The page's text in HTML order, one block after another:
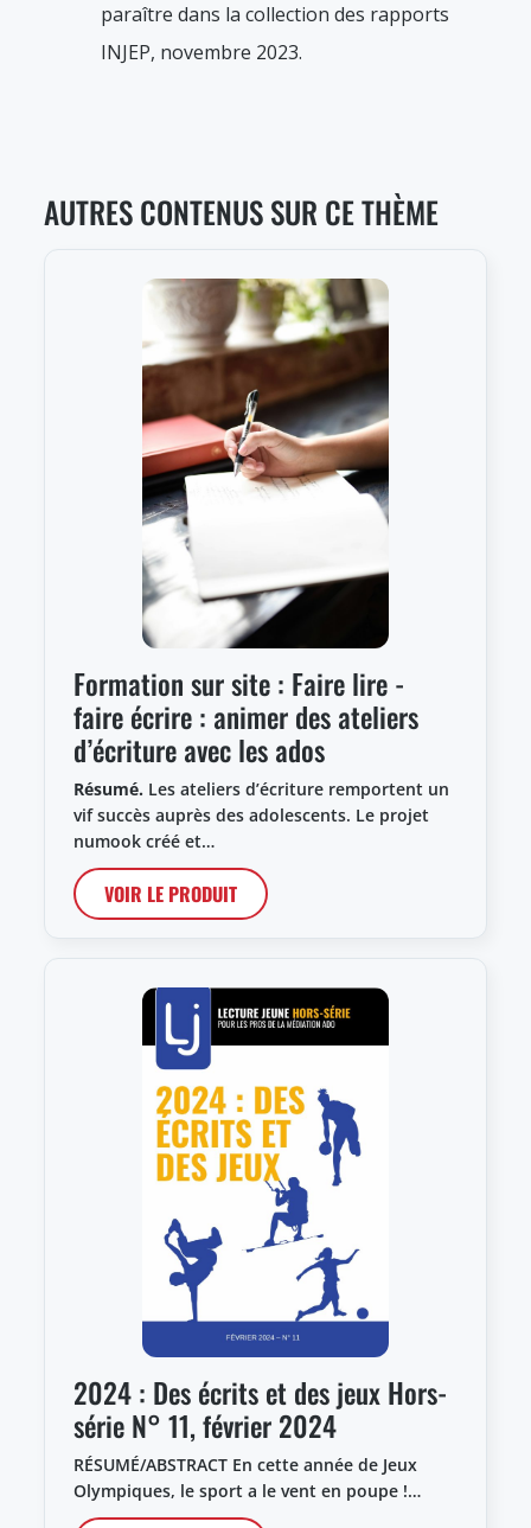
paraître dans la collection des rapports
INJEP, novembre 2023.
AUTRES CONTENUS SUR CE THÈME
Formation sur site : Faire lire -
faire écrire : animer des ateliers
d’écriture avec les ados
Résumé. Les ateliers d’écriture remportent un
vif succès auprès des adolescents. Le projet
numook créé et…
VOIR LE PRODUIT
2024 : Des écrits et des jeux Hors-
série N° 11, février 2024
RÉSUMÉ/ABSTRACT En cette année de Jeux
Olympiques, le sport a le vent en poupe !…